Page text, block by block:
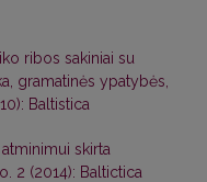
ribos sakiniai su
gramatinės ypatybės,
Baltistica
skirta
2 (2014): Baltictica